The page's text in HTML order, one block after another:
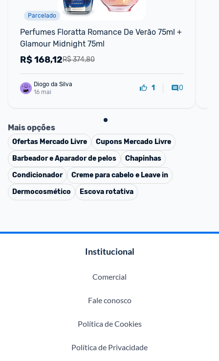
Parcelado
Perfumes Floratta Romance De Verão 75ml +
Glamour Midnight 75ml
R$ 374,80
R$168,12
Diogo da Silva
16 mai
1 0
Mais opções
Ofertas Mercado Livre Cupons Mercado Livre
Barbeador e Aparador de pelos
Chapinhas
Condicionador
Creme para cabelo e Leave in
Dermocosmético
Escova rotativa
Institucional
Comercial
Fale conosco
Política de Cookies
Política de Privacidade